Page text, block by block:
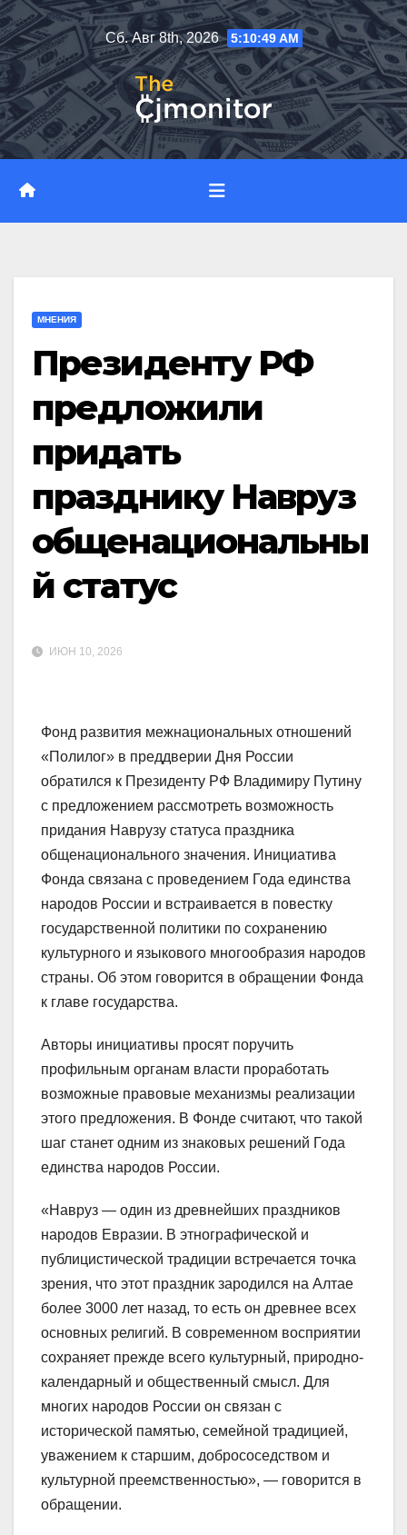
Перейти
к
содержимому
Сб. Авг 8th, 2026 5:10:49 AM
МНЕНИЯ
Президенту РФ
предложили
придать
празднику Навруз
общенациональны
й статус
ИЮН 10, 2026
Фонд развития межнациональных отношений
«Полилог» в преддверии Дня России
обратился к Президенту РФ Владимиру Путину
с предложением рассмотреть возможность
придания Наврузу статуса праздника
общенационального значения. Инициатива
Фонда связана с проведением Года единства
народов России и встраивается в повестку
государственной политики по сохранению
культурного и языкового многообразия народов
страны. Об этом говорится в обращении Фонда
к главе государства.
Авторы инициативы просят поручить
профильным органам власти проработать
возможные правовые механизмы реализации
этого предложения. В Фонде считают, что такой
шаг станет одним из знаковых решений Года
единства народов России.
«Навруз — один из древнейших праздников
народов Евразии. В этнографической и
публицистической традиции встречается точка
зрения, что этот праздник зародился на Алтае
более 3000 лет назад, то есть он древнее всех
основных религий. В современном восприятии
сохраняет прежде всего культурный, природно-
календарный и общественный смысл. Для
многих народов России он связан с
исторической памятью, семейной традицией,
уважением к старшим, добрососедством и
культурной преемственностью», — говорится в
обращении.